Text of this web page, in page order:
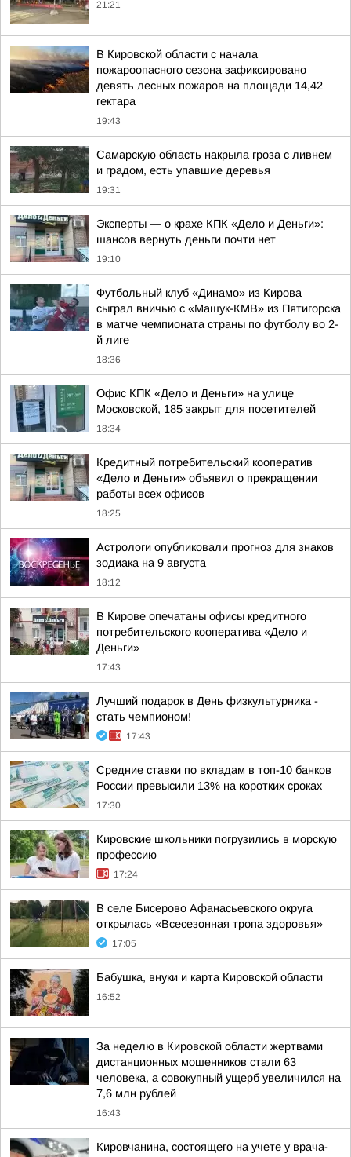
21:21
В Кировской области с начала
пожароопасного сезона зафиксировано
девять лесных пожаров на площади 14,42
гектара
19:43
Самарскую область накрыла гроза с ливнем
и градом, есть упавшие деревья
19:31
Эксперты — о крахе КПК «Дело и Деньги»:
шансов вернуть деньги почти нет
19:10
Футбольный клуб «Динамо» из Кирова
сыграл вничью с «Машук-КМВ» из Пятигорска
в матче чемпионата страны по футболу во 2-
й лиге
18:36
Офис КПК «Дело и Деньги» на улице
Московской, 185 закрыт для посетителей
18:34
Кредитный потребительский кооператив
«Дело и Деньги» объявил о прекращении
работы всех офисов
18:25
Астрологи опубликовали прогноз для знаков
зодиака на 9 августа
18:12
В Кирове опечатаны офисы кредитного
потребительского кооператива «Дело и
Деньги»
17:43
Лучший подарок в День физкультурника -
стать чемпионом!
17:43
Средние ставки по вкладам в топ-10 банков
России превысили 13% на коротких сроках
17:30
Кировские школьники погрузились в морскую
профессию
17:24
В селе Бисерово Афанасьевского округа
открылась «Всесезонная тропа здоровья»
17:05
Бабушка, внуки и карта Кировской области
16:52
За неделю в Кировской области жертвами
дистанционных мошенников стали 63
человека, а совокупный ущерб увеличился на
7,6 млн рублей
16:43
Кировчанина, состоящего на учете у врача-